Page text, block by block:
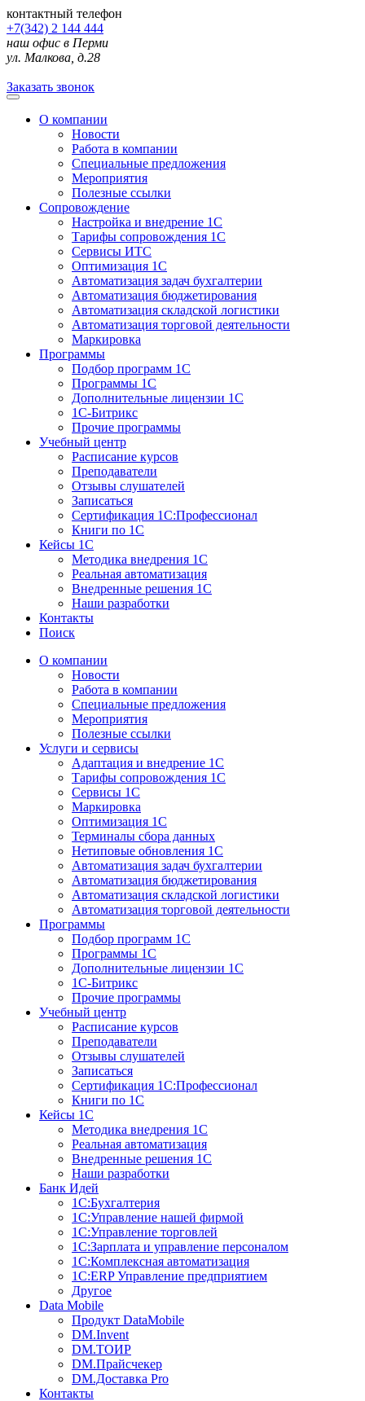
контактный телефон
+7(342) 2 144 444
наш офис в Перми
ул. Малкова, д.28
Заказать звонок
О компании
Новости
Работа в компании
Специальные предложения
Мероприятия
Полезные ссылки
Сопровождение
Настройка и внедрение 1С
Тарифы сопровождения 1С
Сервисы ИТС
Оптимизация 1С
Автоматизация задач бухгалтерии
Автоматизация бюджетирования
Автоматизация складской логистики
Автоматизация торговой деятельности
Маркировка
Программы
Подбор программ 1С
Программы 1С
Дополнительные лицензии 1С
1С-Битрикс
Прочие программы
Учебный центр
Расписание курсов
Преподаватели
Отзывы слушателей
Записаться
Сертификация 1С:Профессионал
Книги по 1С
Кейсы 1С
Методика внедрения 1С
Реальная автоматизация
Внедренные решения 1С
Наши разработки
Контакты
Поиск
О компании
Новости
Работа в компании
Специальные предложения
Мероприятия
Полезные ссылки
Услуги и сервисы
Адаптация и внедрение 1С
Тарифы сопровождения 1С
Сервисы 1С
Маркировка
Оптимизация 1С
Терминалы сбора данных
Нетиповые обновления 1С
Автоматизация задач бухгалтерии
Автоматизация бюджетирования
Автоматизация складской логистики
Автоматизация торговой деятельности
Программы
Подбор программ 1С
Программы 1С
Дополнительные лицензии 1С
1С-Битрикс
Прочие программы
Учебный центр
Расписание курсов
Преподаватели
Отзывы слушателей
Записаться
Сертификация 1С:Профессионал
Книги по 1С
Кейсы 1С
Методика внедрения 1С
Реальная автоматизация
Внедренные решения 1С
Наши разработки
Банк Идей
1С:Бухгалтерия
1С:Управление нашей фирмой
1С:Управление торговлей
1С:Зарплата и управление персоналом
1С:Комплексная автоматизация
1С:ERP Управление предприятием
Другое
Data Mobile
Продукт DataMobile
DM.Invent
DM.ТОИР
DM.Прайсчекер
DM.Доставка Pro
Контакты